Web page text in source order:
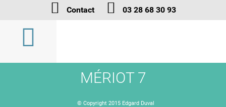
Contact 03 28 68 30 93
MÉRIOT 7
© Copyright 2015 Edgard Duval